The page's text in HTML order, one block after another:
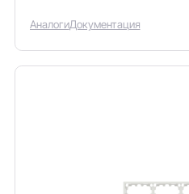
АналогиДокументация